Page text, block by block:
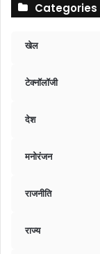
Categories
खेल
टेक्नॉलॉजी
देश
मनोरंजन
राजनीति
राज्य